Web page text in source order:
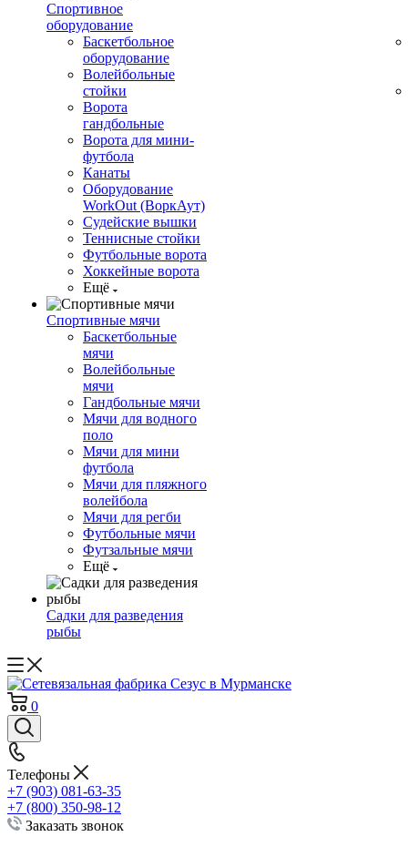
Спортивное
оборудование
Баскетбольное
оборудование
Волейбольные
стойки
Ворота
гандбольные
Ворота для мини-
футбола
Канаты
Оборудование
WorkOut (ВоркАут)
Судейские вышки
Теннисные стойки
Футбольные ворота
Хоккейные ворота
Ещё
Спортивные мячи
Баскетбольные
мячи
Волейбольные
мячи
Гандбольные мячи
Мячи для водного
поло
Мячи для мини
футбола
Мячи для пляжного
волейбола
Мячи для регби
Футбольные мячи
Футзальные мячи
Ещё
Садки для разведения
рыбы
0
Телефоны
+7 (903) 081-63-35
+7 (800) 350-98-12
Заказать звонок